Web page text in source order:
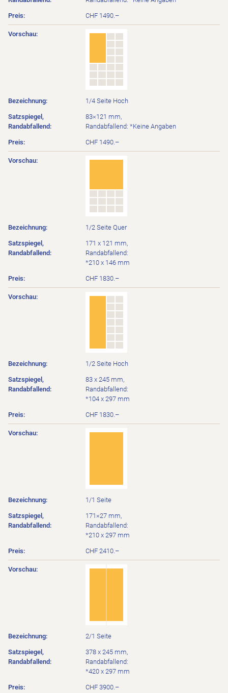
CHF 1490.–
1/4 Seite Hoch
83×121 mm,
Randabfallend: *Keine Angaben
CHF 1490.–
1/2 Seite Quer
171 x 121 mm,
Randabfallend:
*210 x 146 mm
CHF 1830.–
1/2 Seite Hoch
83 x 245 mm,
Randabfallend:
*104 x 297 mm
CHF 1830.–
1/1 Seite
171×27 mm,
Randabfallend:
*210 x 297 mm
CHF 2410.–
2/1 Seite
378 x 245 mm,
Randabfallend:
*420 x 297 mm
CHF 3900.–